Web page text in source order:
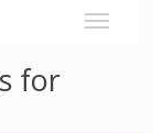
for